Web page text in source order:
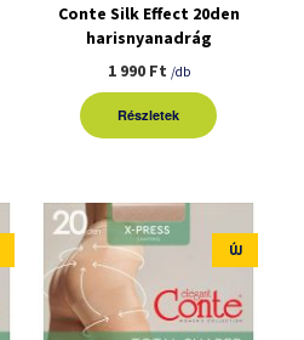
Conte Silk Effect 20den
harisnyanadrág
1 990 Ft /db
Részletek
ÚJ